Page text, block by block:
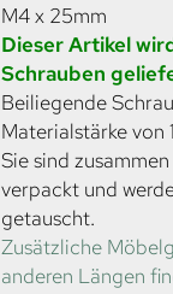
M4 x 25mm
Dieser Artikel
Schrauben
Beiliegende
Materialstärke von
Sie sind
verpackt und
getauscht.
Zusätzliche
anderen Längen